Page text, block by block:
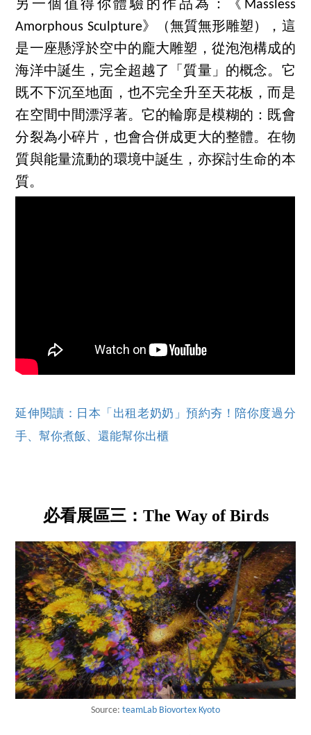
另一個值得你體驗的作品為：《Massless
Amorphous Sculpture》（無質無形雕塑），這
是一座懸浮於空中的龐大雕塑，從泡泡構成的
海洋中誕生，完全超越了「質量」的概念。它
既不下沉至地面，也不完全升至天花板，而是
在空間中間漂浮著。它的輪廓是模糊的：既會
分裂為小碎片，也會合併成更大的整體。在物
質與能量流動的環境中誕生，亦探討生命的本
質。
延伸閱讀：日本「出租老奶奶」預約夯！陪你度過分
手、幫你煮飯、還能幫你出櫃
必看展區三：The Way of Birds
Source: teamLab Biovortex Kyoto